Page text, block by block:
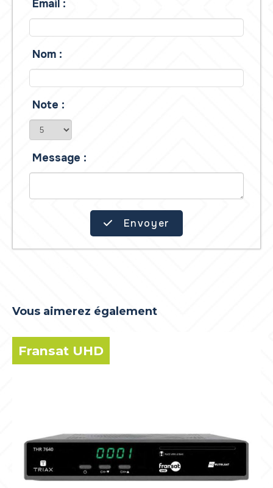
Email :
Nom :
Note :
Message :
Envoyer
Vous aimerez également
Fransat UHD